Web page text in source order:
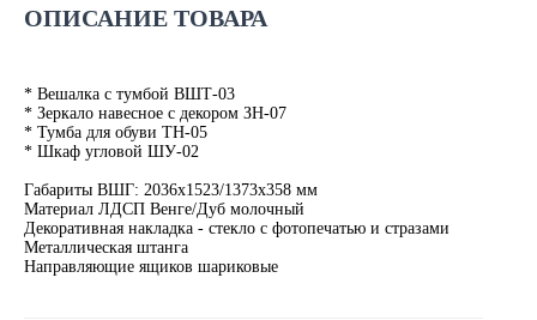
ОПИСАНИЕ ТОВАРА
* Вешалка с тумбой ВШТ-03
* Зеркало навесное с декором ЗН-07
* Тумба для обуви ТН-05
* Шкаф угловой ШУ-02
Габариты ВШГ: 2036х1523/1373х358 мм
Материал ЛДСП Венге/Дуб молочный
Декоративная накладка - стекло с фотопечатью и стразами
Металлическая штанга
Направляющие ящиков шариковые